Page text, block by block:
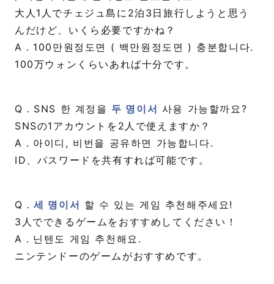
大人1人でチェジュ島に2泊3日旅行しようと思う
んだけど、いくら必要ですかね？
A．100만원정도면 ( 백만원정도면 ) 충분합니다.
100万ウォンくらいあれば十分です。
Q．SNS 한 계정을 두 명이서 사용 가능할까요?
SNSの1アカウントを2人で使えますか？
A．아이디, 비번을 공유하면 가능합니다.
ID、パスワードを共有すれば可能です。
Q．세 명이서 할 수 있는 게임 추천해주세요!
3人でできるゲームをおすすめしてください！
A．닌텐도 게임 추천해요.
ニンテンドーのゲームがおすすめです。